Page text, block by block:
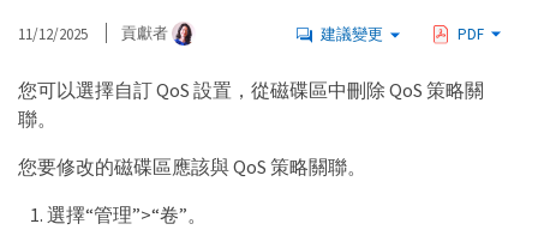
11/12/2025 貢獻者 建議變更 PDF
您可以選擇自訂 QoS 設置，從磁碟區中刪除 QoS 策略關
聯。
您要修改的磁碟區應該與 QoS 策略關聯。
選擇“管理”>“卷”。